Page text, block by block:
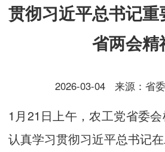
贯彻习近平总书记
省两会精
2026-03-04 来源：省
1月21日上午，农工党省委
认真学习贯彻习近平总书记